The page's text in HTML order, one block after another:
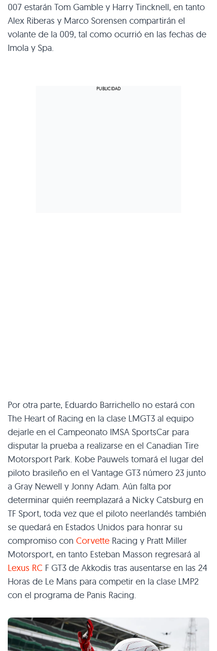
007 estarán Tom Gamble y Harry Tincknell, en tanto
Alex Riberas y Marco Sorensen compartirán el
volante de la 009, tal como ocurrió en las fechas de
Imola y Spa.
Por otra parte, Eduardo Barrichello no estará con
The Heart of Racing en la clase LMGT3 al equipo
dejarle en el Campeonato IMSA SportsCar para
disputar la prueba a realizarse en el Canadian Tire
Motorsport Park. Kobe Pauwels tomará el lugar del
piloto brasileño en el Vantage GT3 número 23 junto
a Gray Newell y Jonny Adam. Aún falta por
determinar quién reemplazará a Nicky Catsburg en
TF Sport, toda vez que el piloto neerlandés también
se quedará en Estados Unidos para honrar su
compromiso con Corvette Racing y Pratt Miller
Motorsport, en tanto Esteban Masson regresará al
Lexus RC F GT3 de Akkodis tras ausentarse en las 24
Horas de Le Mans para competir en la clase LMP2
con el programa de Panis Racing.